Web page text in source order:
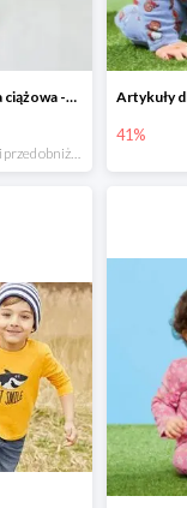
ESMARA® Sukienka ciążowa -79%
41%